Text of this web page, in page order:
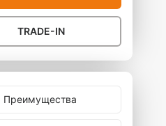
TRADE-IN
Преимущества